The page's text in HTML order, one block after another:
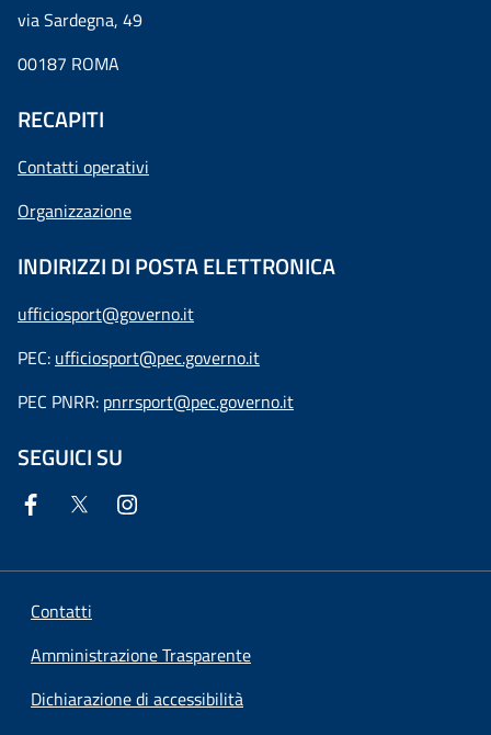
via Sardegna, 49
00187 ROMA
RECAPITI
Contatti operativi
Organizzazione
INDIRIZZI DI POSTA ELETTRONICA
ufficiosport@governo.it
PEC: ufficiosport@pec.governo.it
PEC PNRR: pnrrsport@pec.governo.it
SEGUICI SU
Contatti
Amministrazione Trasparente
Dichiarazione di accessibilità